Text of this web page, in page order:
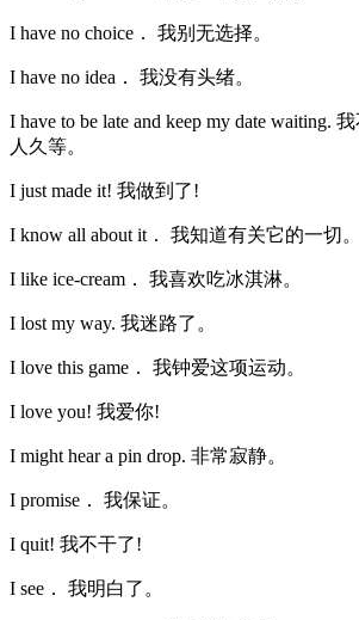
I have no choice． 我别无选择。
I have no idea． 我没有头绪。
I have to be late and keep my date waiting.
人久等。
I just made it! 我做到了!
I know all about it． 我知道有关它的一切。
I like ice-cream． 我喜欢吃冰淇淋。
I lost my way. 我迷路了。
I love this game． 我钟爱这项运动。
I love you! 我爱你!
I might hear a pin drop. 非常寂静。
I promise． 我保证。
I quit! 我不干了!
I see． 我明白了。